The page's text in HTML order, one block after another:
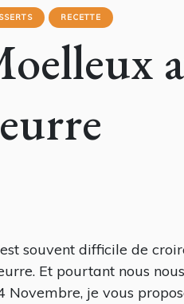
RECETTE
souvent difficile de
Et pourtant nous
Novembre, je vous